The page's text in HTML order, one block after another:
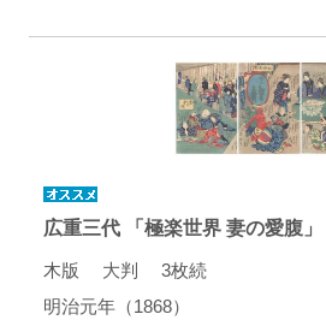
広重三代 「極楽世界 妻の愛腹」
木版 大判 3枚続
明治元年（1868）